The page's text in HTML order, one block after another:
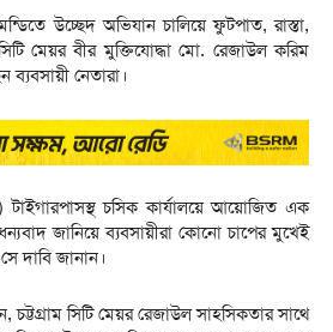
উচ্ছেদ অভিযান চালিয়ে ফুটপাত, রাস্তা,
মেয়র বীর মুক্তিযোদ্ধা মো. রেজাউল করিম
ব্যবসায়ী নেতারা।
টাইগারপাসস্থ চসিক কার্যালয়ে আয়োজিত এক
জানিয়ে ব্যবসায়ীরা কোনো চাপের মুখেই
দাবি জানান।
চট্টগ্রাম সিটি মেয়র রেজাউল সাহসিকতার সাথে